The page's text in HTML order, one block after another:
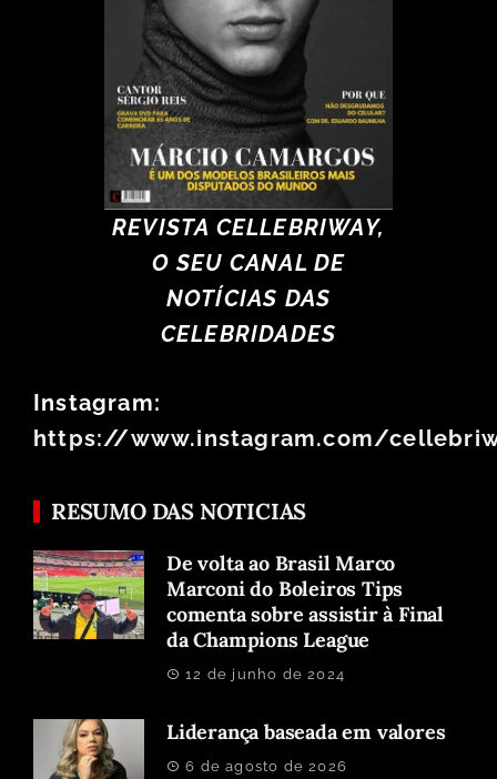
REVISTA CELLEBRIWAY,
O SEU CANAL DE
NOTÍCIAS DAS
CELEBRIDADES
Instagram:
https://www.instagram.com/
RESUMO DAS NOTICIAS
De volta ao Brasil Marco
Marconi do Boleiros Tips
comenta sobre assistir à Final
da Champions League
12 de junho de 2024
Liderança baseada em valores
6 de agosto de 2026